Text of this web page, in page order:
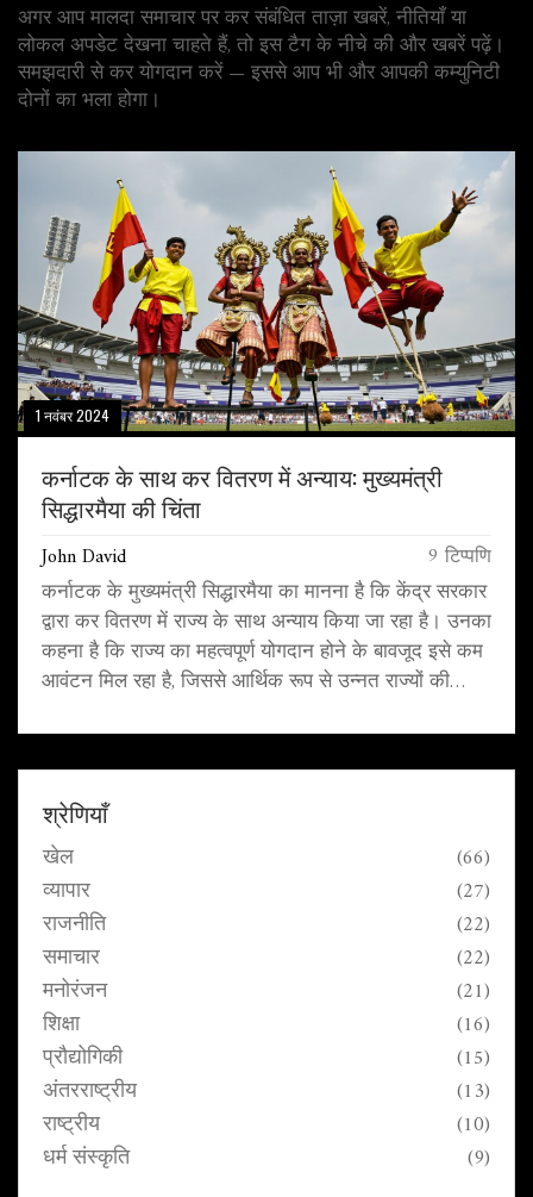
अगर आप मालदा समाचार पर कर संबंधित ताज़ा खबरें, नीतियाँ या
लोकल अपडेट देखना चाहते हैं, तो इस टैग के नीचे की और खबरें पढ़ें।
समझदारी से कर योगदान करें — इससे आप भी और आपकी कम्युनिटी
दोनों का भला होगा।
1 नवंबर 2024
कर्नाटक के साथ कर वितरण में अन्याय: मुख्यमंत्री
सिद्धारमैया की चिंता
John David 9 टिप्पणि
कर्नाटक के मुख्यमंत्री सिद्धारमैया का मानना है कि केंद्र सरकार
द्वारा कर वितरण में राज्य के साथ अन्याय किया जा रहा है। उनका
कहना है कि राज्य का महत्वपूर्ण योगदान होने के बावजूद इसे कम
आवंटन मिल रहा है, जिससे आर्थिक रूप से उन्नत राज्यों की
अन्य राज्यों के साथ मिलकर चर्चा करने के लिए एक सम्मेलन
बुलाया है।
श्रेणियाँ
खेल (66)
व्यापार (27)
राजनीति (22)
समाचार (22)
मनोरंजन (21)
शिक्षा (16)
प्रौद्योगिकी (15)
अंतरराष्ट्रीय (13)
राष्ट्रीय (10)
धर्म संस्कृति (9)